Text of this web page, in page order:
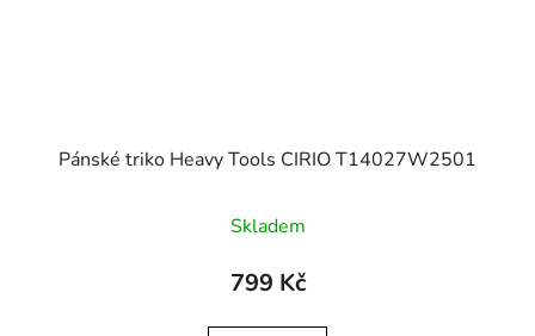
Pánské triko Heavy Tools CIRIO T14027W2501
Skladem
799 Kč